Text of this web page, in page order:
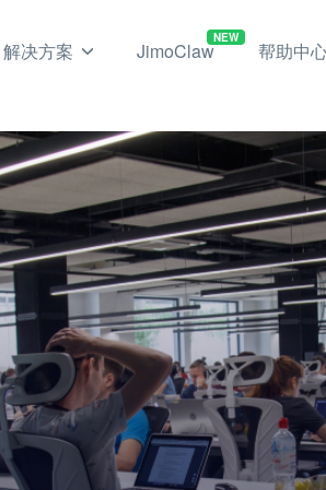
解决方案 JimoClaw
NEW
帮助中